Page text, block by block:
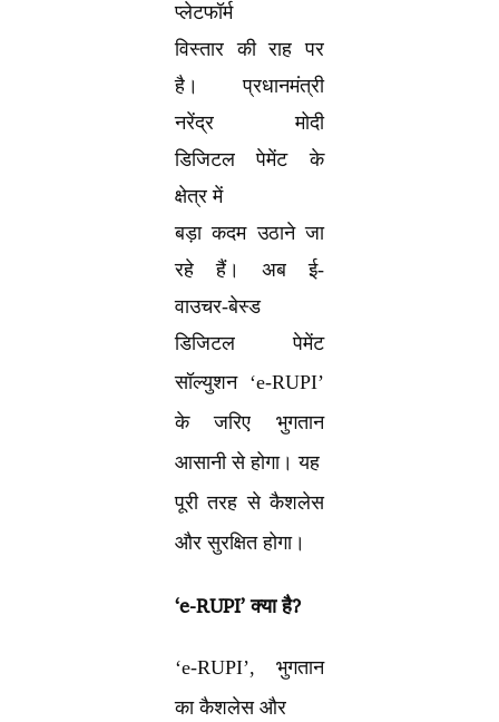
प्लेटफॉर्म
विस्तार की राह पर
है। प्रधानमंत्री
नरेंद्र मोदी
डिजिटल पेमेंट के
क्षेत्र में
बड़ा कदम उठाने जा
रहे हैं। अब ई-
वाउचर-बेस्ड
डिजिटल पेमेंट
सॉल्युशन ‘e-RUPI’
के जरिए भुगतान
आसानी से होगा। यह
पूरी तरह से कैशलेस
और सुरक्षित होगा।
‘e-RUPI’क्या है?
‘e-RUPI’, भुगतान
का कैशलेस और